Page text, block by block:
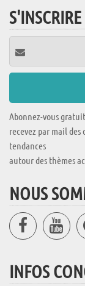
Abonnez-vous
recevez par mail
tendances
autour des thèmes
NOUS
INFOS